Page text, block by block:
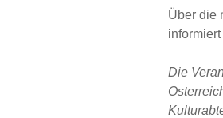
Über die
Die